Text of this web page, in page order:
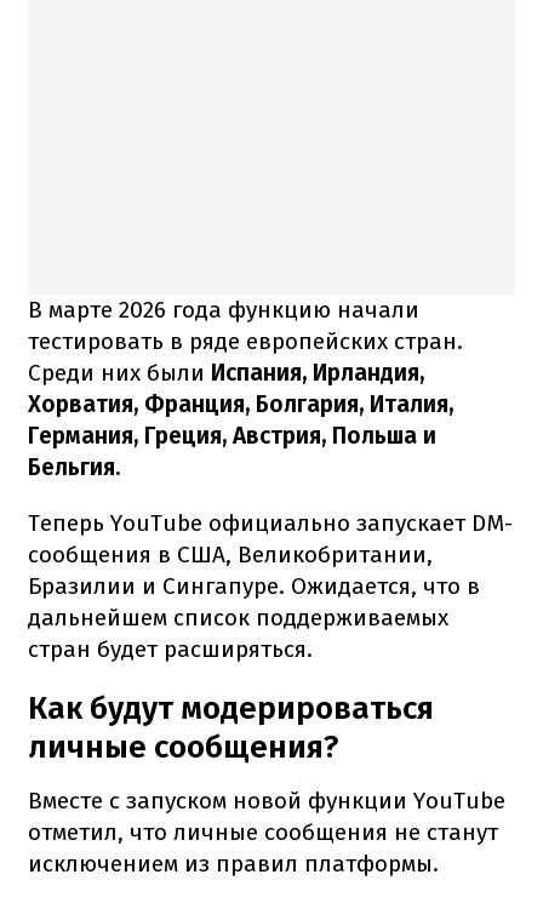
В марте 2026 года функцию начали
тестировать в ряде европейских стран.
Среди них были Испания, Ирландия,
Хорватия, Франция, Болгария, Италия,
Германия, Греция, Австрия, Польша и
Бельгия.
Теперь YouTube официально запускает DM-
сообщения в США, Великобритании,
Бразилии и Сингапуре. Ожидается, что в
дальнейшем список поддерживаемых
стран будет расширяться.
Как будут модерироваться
личные сообщения?
Вместе с запуском новой функции YouTube
отметил, что личные сообщения не станут
исключением из правил платформы.